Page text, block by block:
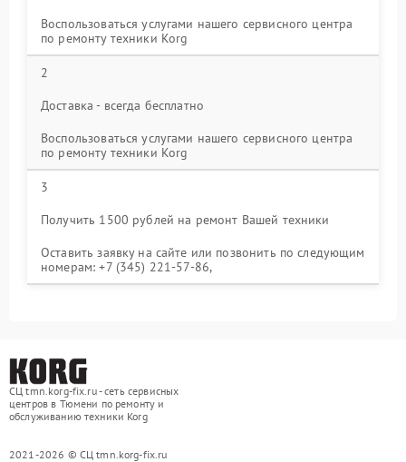
Воспользоваться услугами нашего сервисного центра
по ремонту техники Korg
2
Доставка - всегда бесплатно
Воспользоваться услугами нашего сервисного центра
по ремонту техники Korg
3
Получить 1500 рублей на ремонт Вашей техники
Оставить заявку на сайте или позвонить по следующим
номерам: +7 (345) 221-57-86,
СЦ tmn.korg-fix.ru - сеть сервисных
центров в Тюмени по ремонту и
обслуживанию техники Korg
2021-2026 © СЦ tmn.korg-fix.ru